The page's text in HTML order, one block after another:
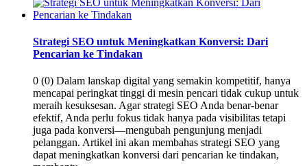
Strategi SEO untuk Meningkatkan Konversi: Dari
Pencarian ke Tindakan
0 (0) Dalam lanskap digital yang semakin kompetitif, hanya
mencapai peringkat tinggi di mesin pencari tidak cukup untuk
meraih kesuksesan. Agar strategi SEO Anda benar-benar
efektif, Anda perlu fokus tidak hanya pada visibilitas tetapi
juga pada konversi—mengubah pengunjung menjadi
pelanggan. Artikel ini akan membahas strategi SEO yang
dapat meningkatkan konversi dari pencarian ke tindakan,